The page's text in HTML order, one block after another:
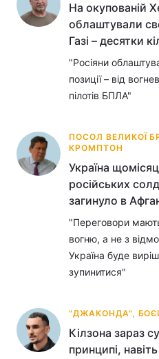
На окупованій
облаштували
Газі – десятки
"Росіяни
позиції – від
пілотів БПЛА"
ПОСОЛ ВЕЛИКОЇ
КРОМПТОН
Україна
російських
загинуло в
"Переговори
вогню, а не з
Україна буде
зупинитися"
"ДЖАКОНДА",
Кілзона зараз
принципі,